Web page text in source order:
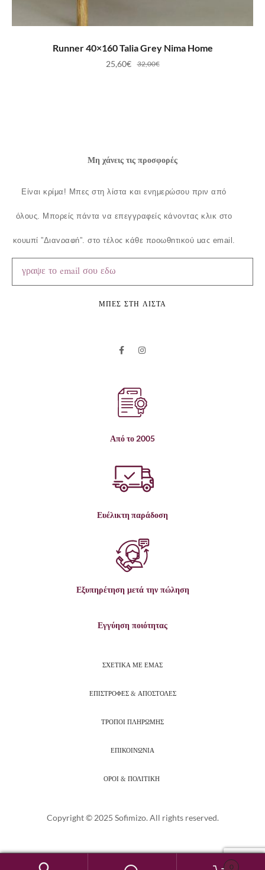
ΠΡΟΣΘΉΚΗ ΣΤΟ ΚΑΛΆΘΙ
Runner 40×160 Talia Grey Nima Home
32,00€
25,60€
Μη χάνεις τις προσφορές
Είναι κρίμα! Μπες στη λίστα και ενημερώσου πριν από
όλους. Μπορείς πάντα να επεγγραφείς κάνοντας κλικ στο
κουμπί ”Διαγραφή”, στο τέλος κάθε προωθητικού μας email.
ΜΠΕΣ ΣΤΗ ΛΙΣΤΑ
Από το 2005
Ευέλικτη παράδοση
Εξυπηρέτηση μετά την πώληση
Εγγύηση ποιότητας
ΣΧΕΤΙΚΑ ΜΕ ΕΜΑΣ
ΕΠΙΣΤΡΟΦΕΣ & ΑΠΟΣΤΟΛΕΣ
ΤΡΟΠΟΙ ΠΛΗΡΩΜΗΣ
ΕΠΙΚΟΙΝΩΝΙΑ
ΟΡΟΙ & ΠΟΛΙΤΙΚΗ
Copyright © 2025 Sofimizo. All rights reserved.
0